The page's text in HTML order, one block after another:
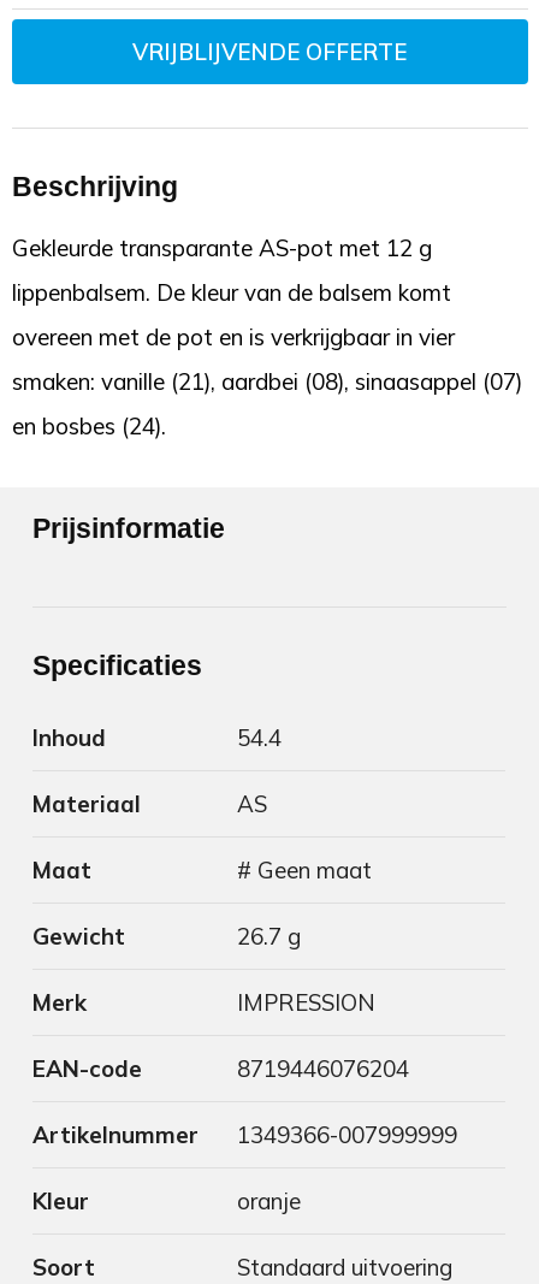
VRIJBLIJVENDE OFFERTE
Beschrijving
Gekleurde transparante AS-pot met 12 g
lippenbalsem. De kleur van de balsem komt
overeen met de pot en is verkrijgbaar in vier
smaken: vanille (21), aardbei (08), sinaasappel (07)
en bosbes (24).
Prijsinformatie
Specificaties
Inhoud 54.4
Materiaal AS
Maat # Geen maat
Gewicht 26.7 g
Merk IMPRESSION
EAN-code 8719446076204
Artikelnummer 1349366-007999999
Kleur oranje
Soort Standaard uitvoering